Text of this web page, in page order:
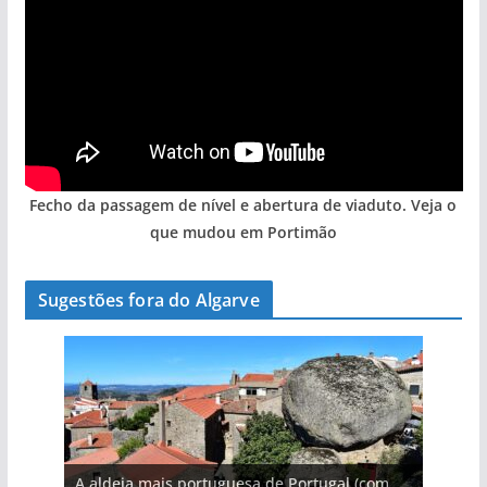
Fecho da passagem de nível e abertura de viaduto. Veja o
que mudou em Portimão
Sugestões fora do Algarve